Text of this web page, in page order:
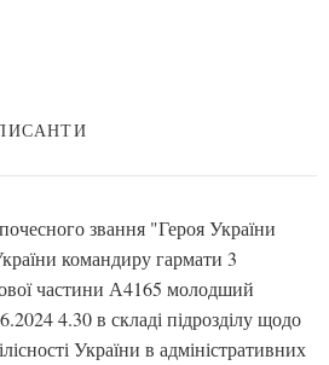
звання "Героя України
командиру гармати 3
частини А4165 молодший
4.30 в складі підрозділу щодо
України в адміністративних